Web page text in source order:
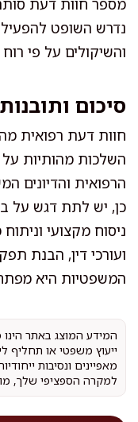
נדרש השופט
והשיקולים על פי
סיכום
חוות דעת רפואית
השלכות מהותיות
הרפואית והדיונים
כן, יש לתת דגש על
ניסוח מקצועי
ועורכי דין, הבנת
המשפטיות היא
המידע המוצג באתר הינו
ייעוץ משפטי או תחליף
מאפיינים ונסיבות
למקרה הספציפי שלך,